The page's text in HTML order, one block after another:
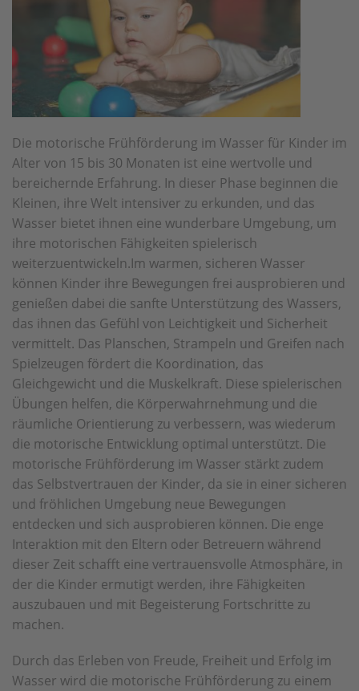
Die motorische Frühförderung im Wasser für Kinder im
Alter von 15 bis 30 Monaten ist eine wertvolle und
bereichernde Erfahrung. In dieser Phase beginnen die
Kleinen, ihre Welt intensiver zu erkunden, und das
Wasser bietet ihnen eine wunderbare Umgebung, um
ihre motorischen Fähigkeiten spielerisch
weiterzuentwickeln.Im warmen, sicheren Wasser
können Kinder ihre Bewegungen frei ausprobieren und
genießen dabei die sanfte Unterstützung des Wassers,
das ihnen das Gefühl von Leichtigkeit und Sicherheit
vermittelt. Das Planschen, Strampeln und Greifen nach
Spielzeugen fördert die Koordination, das
Gleichgewicht und die Muskelkraft. Diese spielerischen
Übungen helfen, die Körperwahrnehmung und die
räumliche Orientierung zu verbessern, was wiederum
die motorische Entwicklung optimal unterstützt. Die
motorische Frühförderung im Wasser stärkt zudem
das Selbstvertrauen der Kinder, da sie in einer sicheren
und fröhlichen Umgebung neue Bewegungen
entdecken und sich ausprobieren können. Die enge
Interaktion mit den Eltern oder Betreuern während
dieser Zeit schafft eine vertrauensvolle Atmosphäre, in
der die Kinder ermutigt werden, ihre Fähigkeiten
auszubauen und mit Begeisterung Fortschritte zu
machen.
Durch das Erleben von Freude, Freiheit und Erfolg im
Wasser wird die motorische Frühförderung zu einem